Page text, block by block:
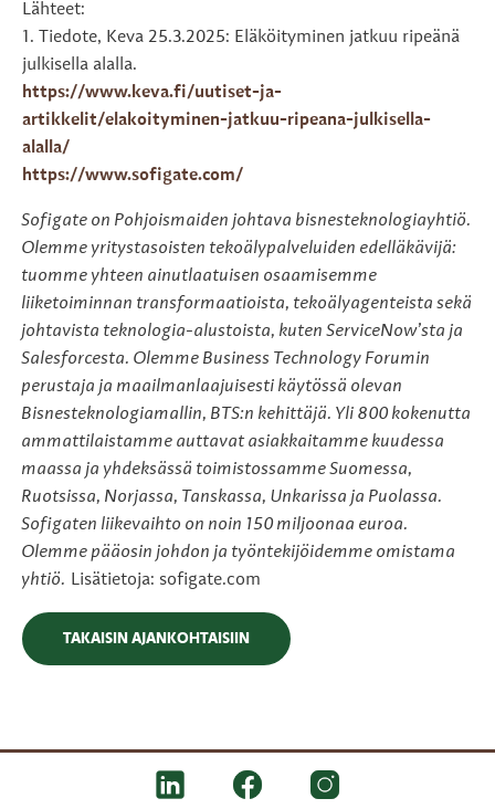
Lähteet:
1. Tiedote, Keva 25.3.2025: Eläköityminen jatkuu ripeänä
julkisella alalla.
https://www.keva.fi/uutiset-ja-
artikkelit/elakoityminen-jatkuu-ripeana-julkisella-
alalla/
https://www.sofigate.com/
Sofigate on Pohjoismaiden johtava bisnesteknologiayhtiö.
Olemme yritystasoisten tekoälypalveluiden edelläkävijä:
tuomme yhteen ainutlaatuisen osaamisemme
liiketoiminnan transformaatioista, tekoälyagenteista sekä
johtavista teknologia-alustoista, kuten ServiceNow’sta ja
Salesforcesta. Olemme Business Technology Forumin
perustaja ja maailmanlaajuisesti käytössä olevan
Bisnesteknologiamallin, BTS:n kehittäjä. Yli 800 kokenutta
ammattilaistamme auttavat asiakkaitamme kuudessa
maassa ja yhdeksässä toimistossamme Suomessa,
Ruotsissa, Norjassa, Tanskassa, Unkarissa ja Puolassa.
Sofigaten liikevaihto on noin 150 miljoonaa euroa.
Olemme pääosin johdon ja työntekijöidemme omistama
yhtiö. Lisätietoja: sofigate.com
TAKAISIN AJANKOHTAISIIN